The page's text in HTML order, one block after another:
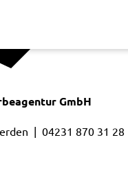
GmbH
| 04231 870 31 28